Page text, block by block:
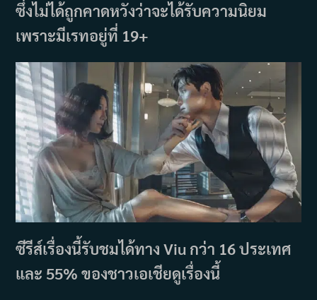
ซึ่งไม่ได้ถูกคาดหวังว่าจะได้รับความนิยม
เพราะมีเรทอยู่ที่ 19+
ซีรีส์เรื่องนี้รับชมได้ทาง Viu กว่า 16 ประเทศ
และ 55% ของชาวเอเชียดูเรื่องนี้